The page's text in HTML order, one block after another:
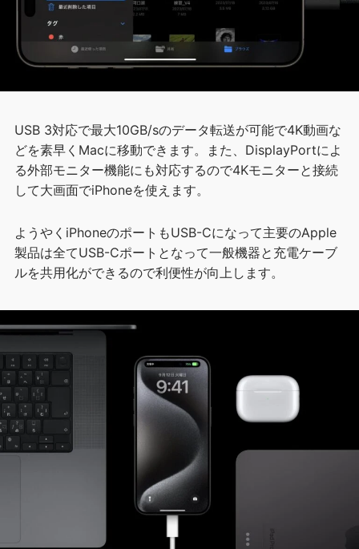
USB 3対応で最大10GB/sのデータ転送が可能で4K動画な
どを素早くMacに移動できます。また、DisplayPortによ
る外部モニター機能にも対応するので4Kモニターと接続
して大画面でiPhoneを使えます。
ようやくiPhoneのポートもUSB-Cになって主要のApple
製品は全てUSB-Cポートとなって一般機器と充電ケーブ
ルを共用化ができるので利便性が向上します。